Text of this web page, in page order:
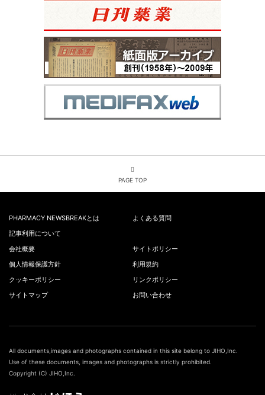
PAGE TOP
PHARMACY NEWSBREAKとは
よくある質問
記事利用について
会社概要
サイトポリシー
個人情報保護方針
利用規約
クッキーポリシー
リンクポリシー
サイトマップ
お問い合わせ
All documents,images and photographs contained in this site belong to JIHO,Inc.
Use of these documents, images and photographs is strictly prohibited.
Copyright (C) JIHO,Inc.